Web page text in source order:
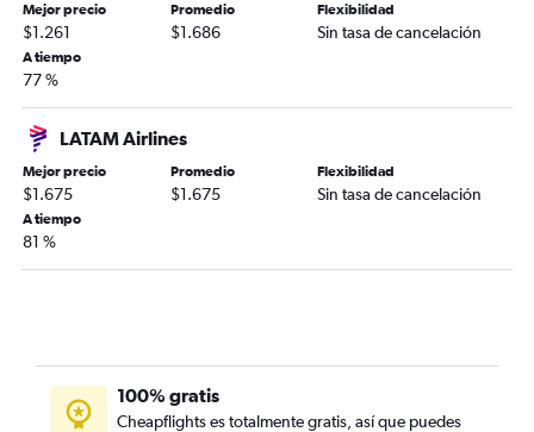
Mejor precio
$1.261
Promedio
$1.686
Flexibilidad
Sin tasa de cancelación
A tiempo
77 %
LATAM Airlines
Mejor precio
$1.675
Promedio
$1.675
Flexibilidad
Sin tasa de cancelación
A tiempo
81 %
100% gratis
Cheapflights es totalmente gratis, así que puedes